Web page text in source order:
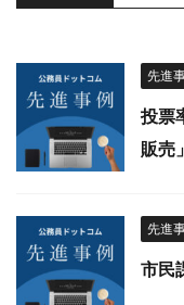
先進
投票
販売
先進
市民